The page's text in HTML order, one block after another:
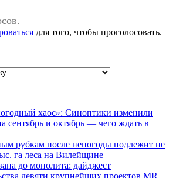
для того, чтобы проголосовать.
хаос»: Синоптики изменили
сентябрь и октябрь — чего ждать в
рубкам после непогоды подлежит не
га леса на Вилейщине
до монолита: дайджест
девяти крупнейших проектов MR